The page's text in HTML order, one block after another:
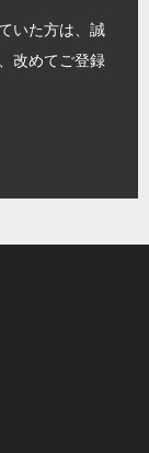
いた方は、誠
改めてご登録